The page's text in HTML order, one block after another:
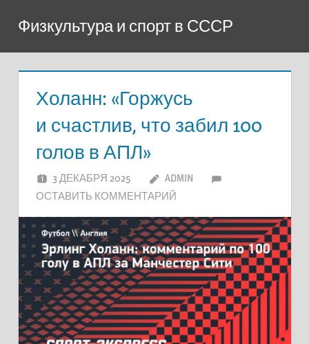
содержимому
Физкультура и спорт в СССР
Холанн: «Горжусь
и счастлив, что забил 100
голов в АПЛ»
3 ДЕКАБРЯ 2025
ADMIN
ОСТАВИТЬ КОММЕНТАРИЙ